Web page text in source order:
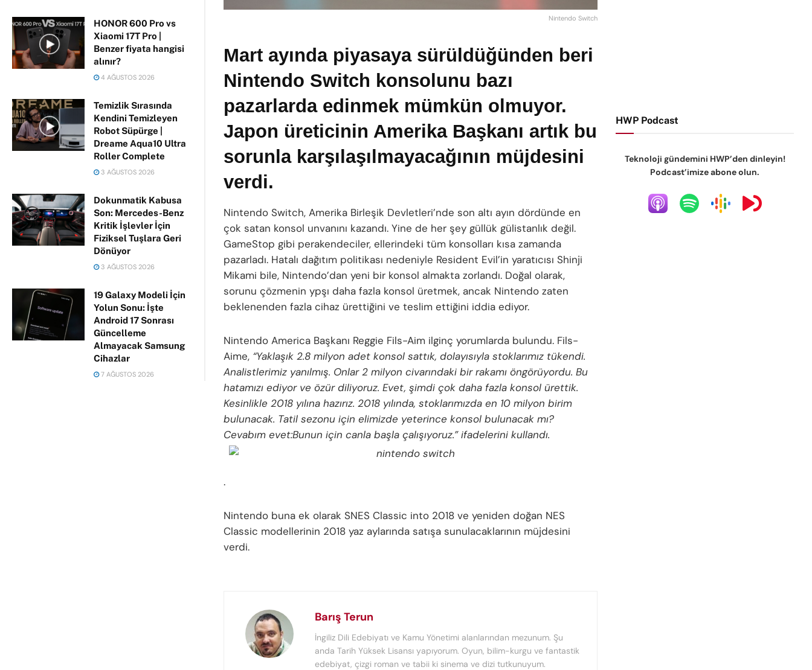
HONOR 600 Pro vs
Xiaomi 17T Pro |
Benzer fiyata hangisi
alınır?
4 AĞUSTOS 2026
Temizlik Sırasında
Kendini Temizleyen
Robot Süpürge |
Dreame Aqua10 Ultra
Roller Complete
3 AĞUSTOS 2026
Dokunmatik Kabusa
Son: Mercedes-Benz
Kritik İşlevler İçin
Fiziksel Tuşlara Geri
Dönüyor
3 AĞUSTOS 2026
19 Galaxy Modeli İçin
Yolun Sonu: İşte
Android 17 Sonrası
Güncelleme
Almayacak Samsung
Cihazlar
7 AĞUSTOS 2026
Nintendo Switch
Mart ayında piyasaya sürüldüğünden beri
Nintendo Switch konsolunu bazı
pazarlarda edinmek mümkün olmuyor.
Japon üreticinin Amerika Başkanı artık bu
sorunla karşılaşılmayacağının müjdesini
verdi.
Nintendo Switch, Amerika Birleşik Devletleri’nde son altı ayın dördünde en
çok satan konsol unvanını kazandı. Yine de her şey güllük gülistanlık değil.
GameStop gibi perakendeciler, ellerindeki tüm konsolları kısa zamanda
pazarladı. Hatalı dağıtım politikası nedeniyle Resident Evil’in yaratıcısı Shinji
Mikami bile, Nintendo’dan yeni bir konsol almakta zorlandı. Doğal olarak,
sorunu çözmenin ypşı daha fazla konsol üretmek, ancak Nintendo zaten
beklenenden fazla cihaz ürettiğini ve teslim ettiğini iddia ediyor.
Nintendo America Başkanı Reggie Fils-Aim ilginç yorumlarda bulundu. Fils-
Aime, “Yaklaşık 2.8 milyon adet konsol sattık, dolayısıyla stoklarımız tükendi.
Analistlerimiz yanılmış. Onlar 2 milyon civarındaki bir rakamı öngörüyordu. Bu
hatamızı ediyor ve özür diliyoruz. Evet, şimdi çok daha fazla konsol ürettik.
Kesinlikle 2018 yılına hazırız. 2018 yılında, stoklarımızda en 10 milyon birim
bulunacak. Tatil sezonu için elimizde yeterince konsol bulunacak mı?
Cevabım evet:Bunun için canla başla çalışıyoruz.” ifadelerini kullandı.
.
Nintendo buna ek olarak SNES Classic into 2018 ve yeniden doğan NES
Classic modellerinin 2018 yaz aylarında satışa sunulacaklarının müjdesini
verdi.
Barış Terun
İngiliz Dili Edebiyatı ve Kamu Yönetimi alanlarından mezunum. Şu
anda Tarih Yüksek Lisansı yapıyorum. Oyun, bilim-kurgu ve fantastik
edebiyat, çizgi roman ve tabii ki sinema ve dizi tutkunuyum.
HWP Podcast
Teknoloji gündemini HWP’den dinleyin!
Podcast’imize abone olun.